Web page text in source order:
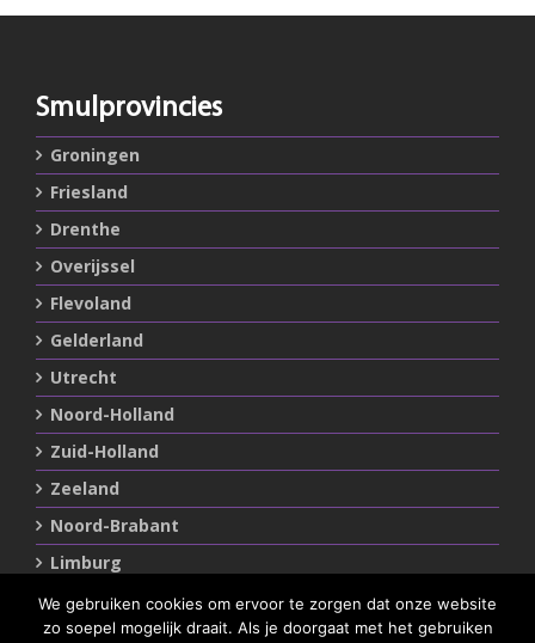
Smulprovincies
Groningen
Friesland
Drenthe
Overijssel
Flevoland
Gelderland
Utrecht
Noord-Holland
Zuid-Holland
Zeeland
Noord-Brabant
Limburg
Statements
We gebruiken cookies om ervoor te zorgen dat onze website
zo soepel mogelijk draait. Als je doorgaat met het gebruiken